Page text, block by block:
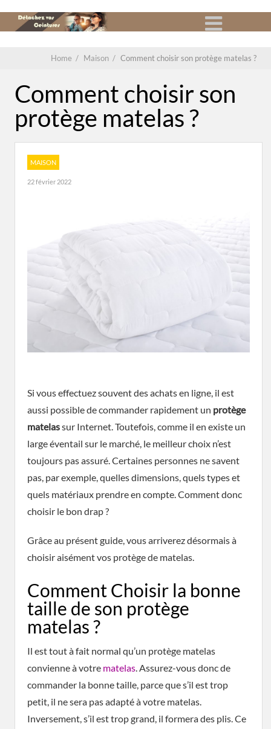
Home / Maison / Comment choisir son protège matelas ?
Comment choisir son
protège matelas ?
MAISON
22 février 2022
Si vous effectuez souvent des achats en ligne, il est
aussi possible de commander rapidement un protège
matelassur Internet. Toutefois, comme il en existe un
large éventail sur le marché, le meilleur choix n’est
toujours pas assuré. Certaines personnes ne savent
pas, par exemple, quelles dimensions, quels types et
quels matériaux prendre en compte. Comment donc
choisir le bon drap ?
Grâce au présent guide, vous arriverez désormais à
choisir aisément vos protège de matelas.
Comment Choisir la bonne
taille de son protège
matelas ?
Il est tout à fait normal qu’un protège matelas
convienne à votre matelas. Assurez-vous donc de
commander la bonne taille, parce que s’il est trop
petit, il ne sera pas adapté à votre matelas.
Inversement, s’il est trop grand, il formera des plis. Ce